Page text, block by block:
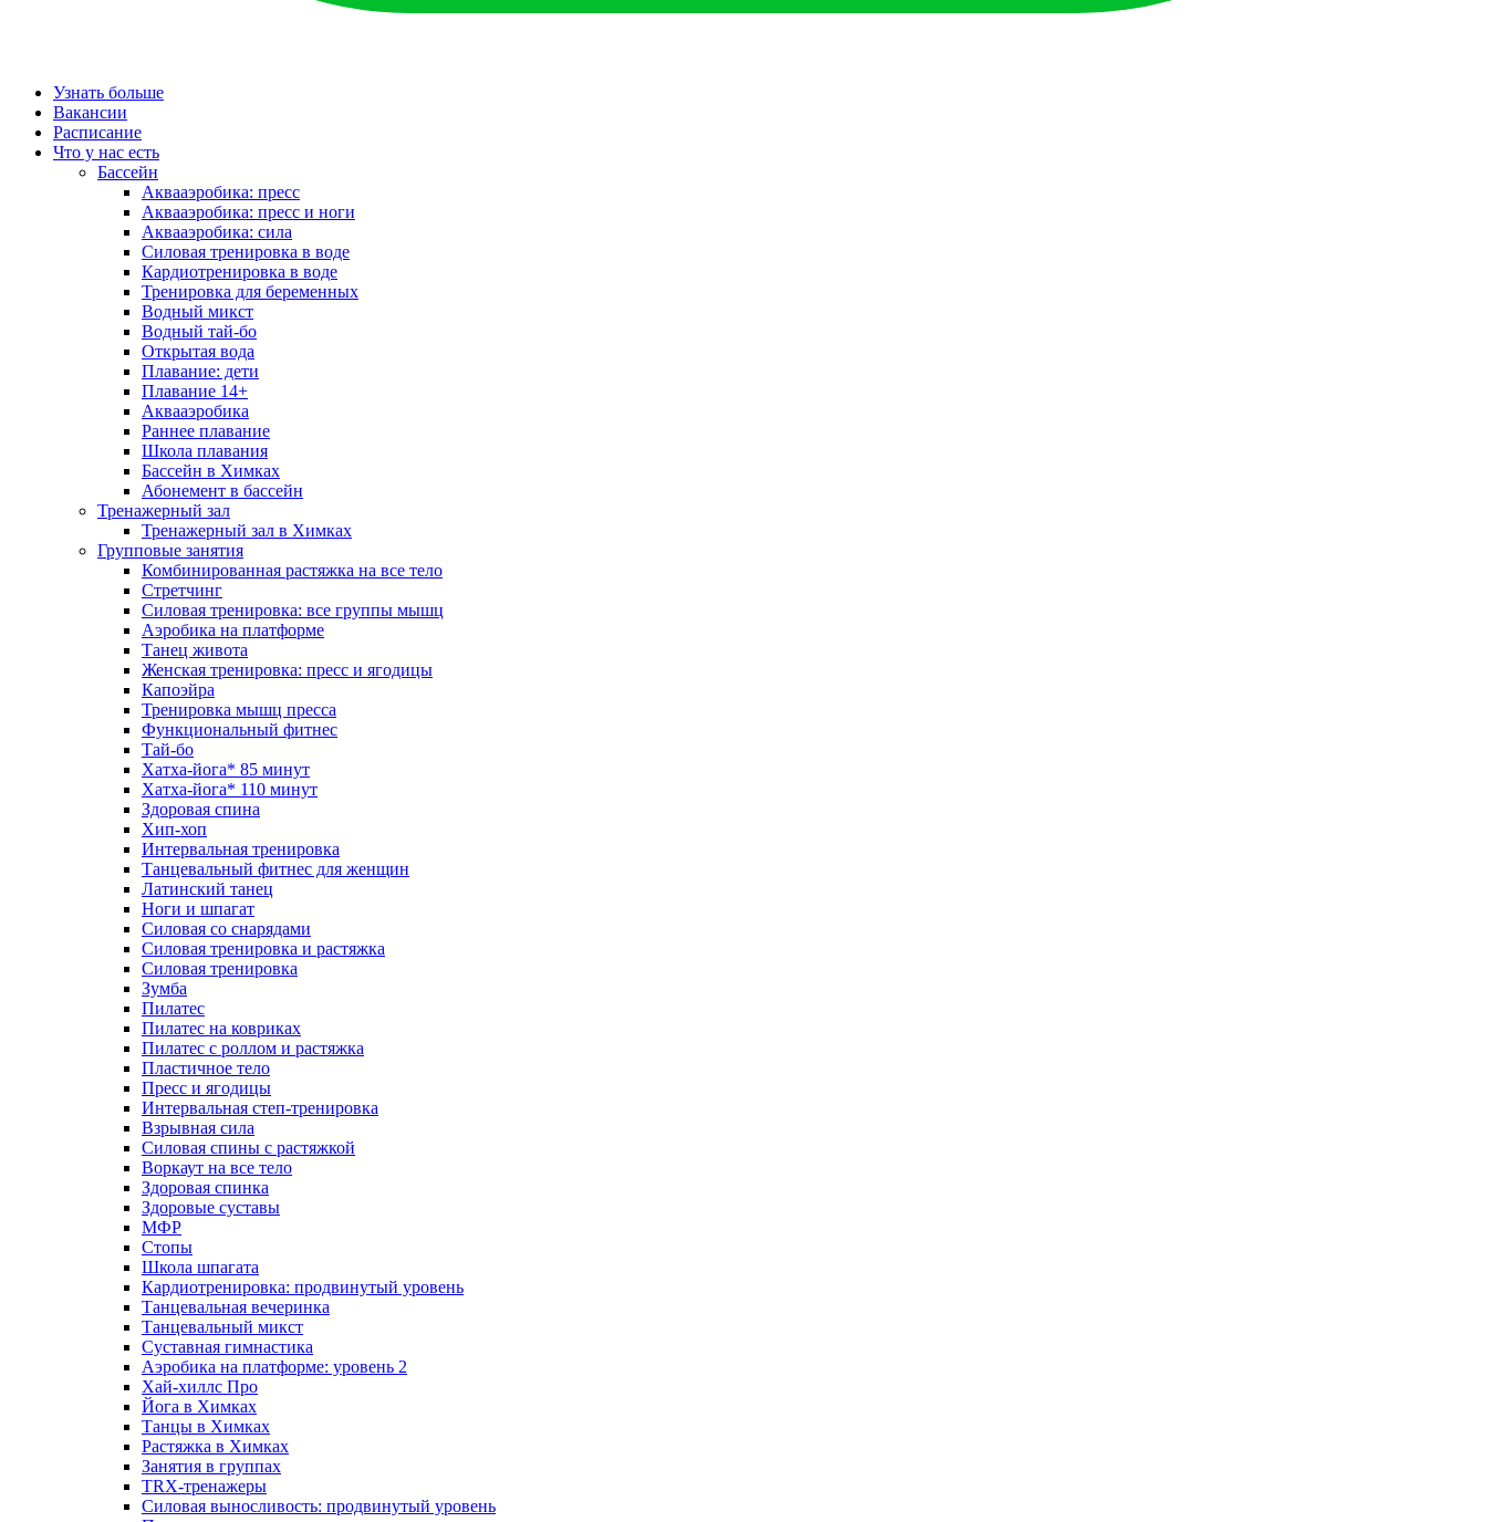
Узнать больше
Вакансии
Расписание
Что у нас есть
Бассейн
Аквааэробика: пресс
Аквааэробика: пресс и ноги
Аквааэробика: сила
Силовая тренировка в воде
Кардиотренировка в воде
Тренировка для беременных
Водный микст
Водный тай-бо
Открытая вода
Плавание: дети
Плавание 14+
Аквааэробика
Раннее плавание
Школа плавания
Бассейн в Химках
Абонемент в бассейн
Тренажерный зал
Тренажерный зал в Химках
Групповые занятия
Комбинированная растяжка на все тело
Стретчинг
Силовая тренировка: все группы мышц
Аэробика на платформе
Танец живота
Женская тренировка: пресс и ягодицы
Капоэйра
Тренировка мышц пресса
Функциональный фитнес
Тай-бо
Хатха-йога* 85 минут
Хатха-йога* 110 минут
Здоровая спина
Хип-хоп
Интервальная тренировка
Танцевальный фитнес для женщин
Латинский танец
Ноги и шпагат
Силовая со снарядами
Силовая тренировка и растяжка
Силовая тренировка
Зумба
Пилатес
Пилатес на ковриках
Пилатес с роллом и растяжка
Пластичное тело
Пресс и ягодицы
Интервальная степ-тренировка
Взрывная сила
Силовая спины с растяжкой
Воркаут на все тело
Здоровая спинка
Здоровые суставы
МФР
Стопы
Школа шпагата
Кардиотренировка: продвинутый уровень
Танцевальная вечеринка
Танцевальный микст
Суставная гимнастика
Аэробика на платформе: уровень 2
Хай-хиллс Про
Йога в Химках
Танцы в Химках
Растяжка в Химках
Занятия в группах
TRX-тренажеры
Силовая выносливость: продвинутый уровень